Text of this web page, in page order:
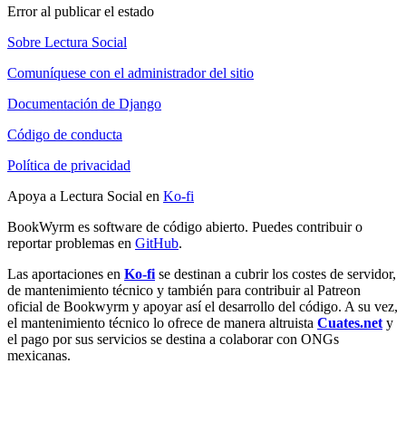
Error al publicar el estado
Sobre Lectura Social
Comuníquese con el administrador del sitio
Documentación de Django
Código de conducta
Política de privacidad
Apoya a Lectura Social en Ko-fi
BookWyrm es software de código abierto. Puedes contribuir o
reportar problemas en GitHub.
Las aportaciones en Ko-fi se destinan a cubrir los costes de servidor,
de mantenimiento técnico y también para contribuir al Patreon
oficial de Bookwyrm y apoyar así el desarrollo del código. A su vez,
el mantenimiento técnico lo ofrece de manera altruista Cuates.net y
el pago por sus servicios se destina a colaborar con ONGs
mexicanas.